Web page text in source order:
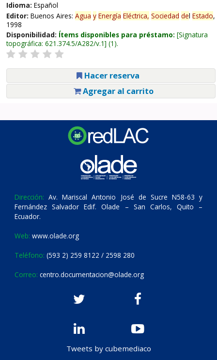
Idioma: Español
Editor: Buenos Aires: Agua y Energía Eléctrica, Sociedad del Estado,
1998
Disponibilidad: Ítems disponibles para préstamo: Signatura
topográfica: 621.374.5/A282/v.1 (1).
Hacer reserva
Agregar al carrito
Dirección: Av. Mariscal Antonio José de Sucre N58-63 y
Fernández Salvador Edif. Olade – San Carlos, Quito –
Ecuador.
Web: www.olade.org
Teléfono: (593 2) 259 8122 / 2598 280
Correo: centro.documentacion@olade.org
Tweets by cubemediaco